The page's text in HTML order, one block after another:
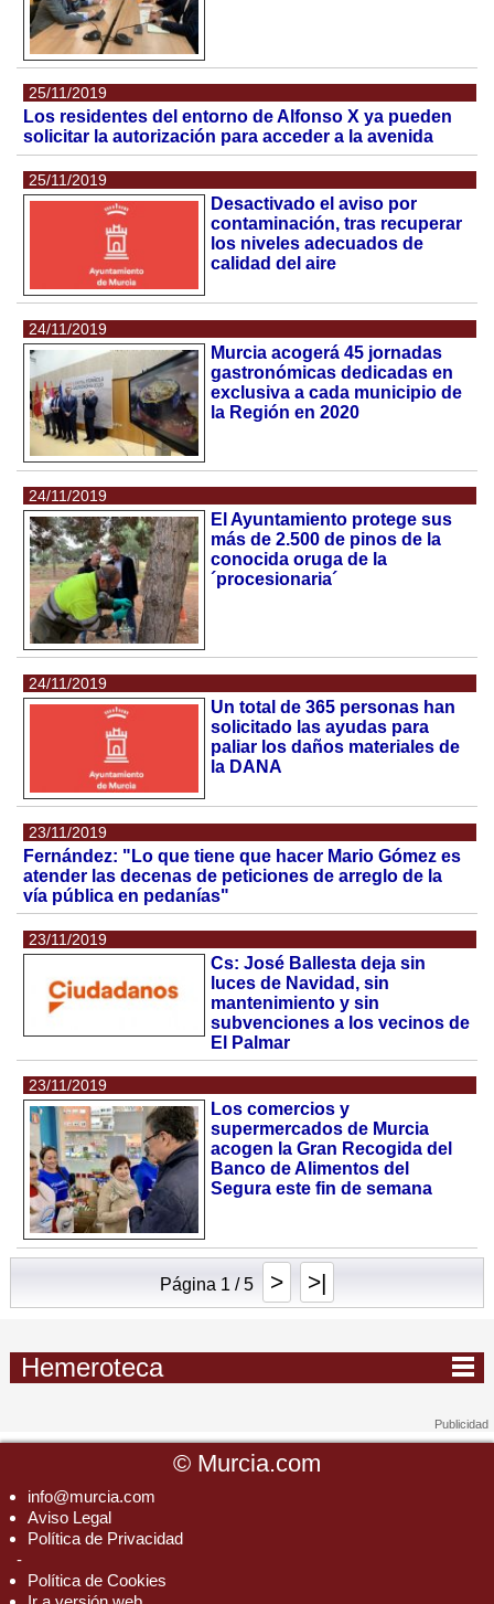
25/11/2019
Los residentes del entorno de Alfonso X ya pueden
solicitar la autorización para acceder a la avenida
25/11/2019
Desactivado el aviso por
contaminación, tras recuperar
los niveles adecuados de
calidad del aire
24/11/2019
Murcia acogerá 45 jornadas
gastronómicas dedicadas en
exclusiva a cada municipio de
la Región en 2020
24/11/2019
El Ayuntamiento protege sus
más de 2.500 de pinos de la
conocida oruga de la
´procesionaria´
24/11/2019
Un total de 365 personas han
solicitado las ayudas para
paliar los daños materiales de
la DANA
23/11/2019
Fernández: "Lo que tiene que hacer Mario Gómez es
atender las decenas de peticiones de arreglo de la
vía pública en pedanías"
23/11/2019
Cs: José Ballesta deja sin
luces de Navidad, sin
mantenimiento y sin
subvenciones a los vecinos de
El Palmar
23/11/2019
Los comercios y
supermercados de Murcia
acogen la Gran Recogida del
Banco de Alimentos del
Segura este fin de semana
Página 1 / 5 > >|
Hemeroteca
© Murcia.com
info@murcia.com
Aviso Legal
Política de Privacidad
-
Política de Cookies